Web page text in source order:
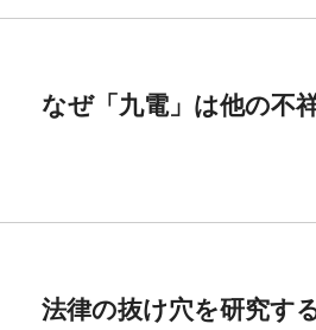
なぜ「九電」は他の不
法律の抜け穴を研究す